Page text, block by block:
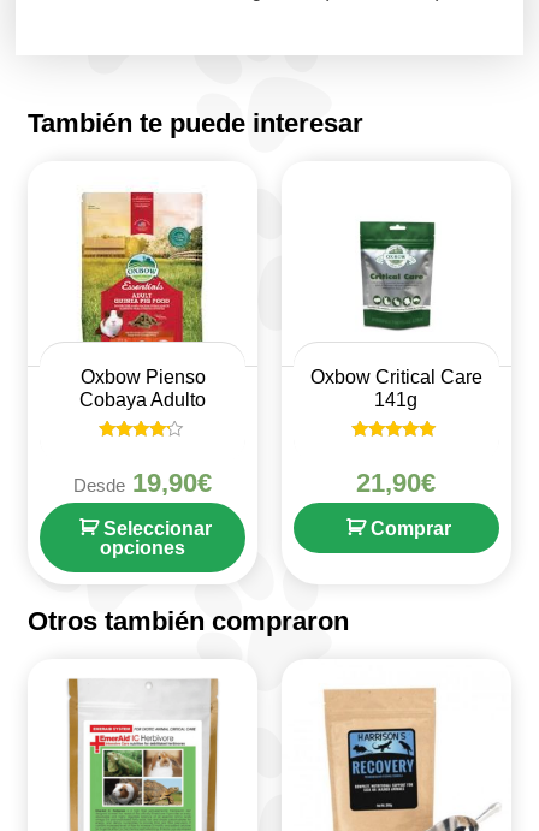
También te puede interesar
Oxbow Pienso
Cobaya Adulto
4
de 5
Desde 19,90€
Seleccionar
opciones
Oxbow Critical Care
141g
de 5
21,90€
Comprar
Otros también compraron